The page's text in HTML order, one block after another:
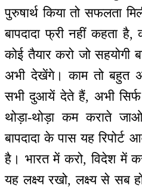
पुरुषार्थ किया तो सफलता
बापदादा फ्री नहीं कहता
कोई तैयार करो जो
अभी देखेंगे। काम तो बहुत
सभी दुआयें देते हैं, अभी
थोड़ा-थोड़ा कम कराते
बापदादा के पास यह रिपोर्ट
है। भारत में करो, विदेश में
यह लक्ष्य रखो, लक्ष्य से सब